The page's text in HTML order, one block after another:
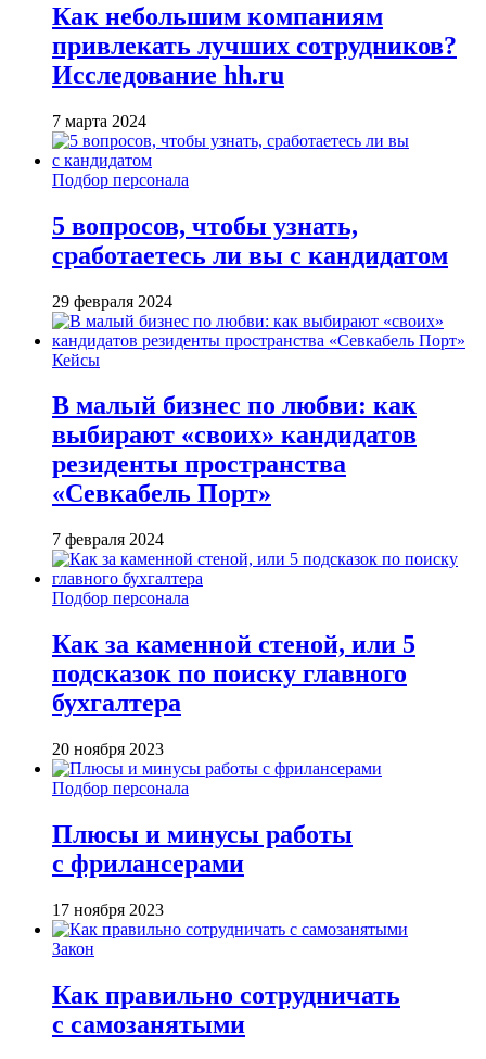
Как небольшим компаниям
привлекать лучших сотрудников?
Исследование hh.ru
7 марта 2024
Подбор персонала
5 вопросов, чтобы узнать,
сработаетесь ли вы с кандидатом
29 февраля 2024
Кейсы
В малый бизнес по любви: как
выбирают «своих» кандидатов
резиденты пространства
«Севкабель Порт»
7 февраля 2024
Подбор персонала
Как за каменной стеной, или 5
подсказок по поиску главного
бухгалтера
20 ноября 2023
Подбор персонала
Плюсы и минусы работы
с фрилансерами
17 ноября 2023
Закон
Как правильно сотрудничать
с самозанятыми